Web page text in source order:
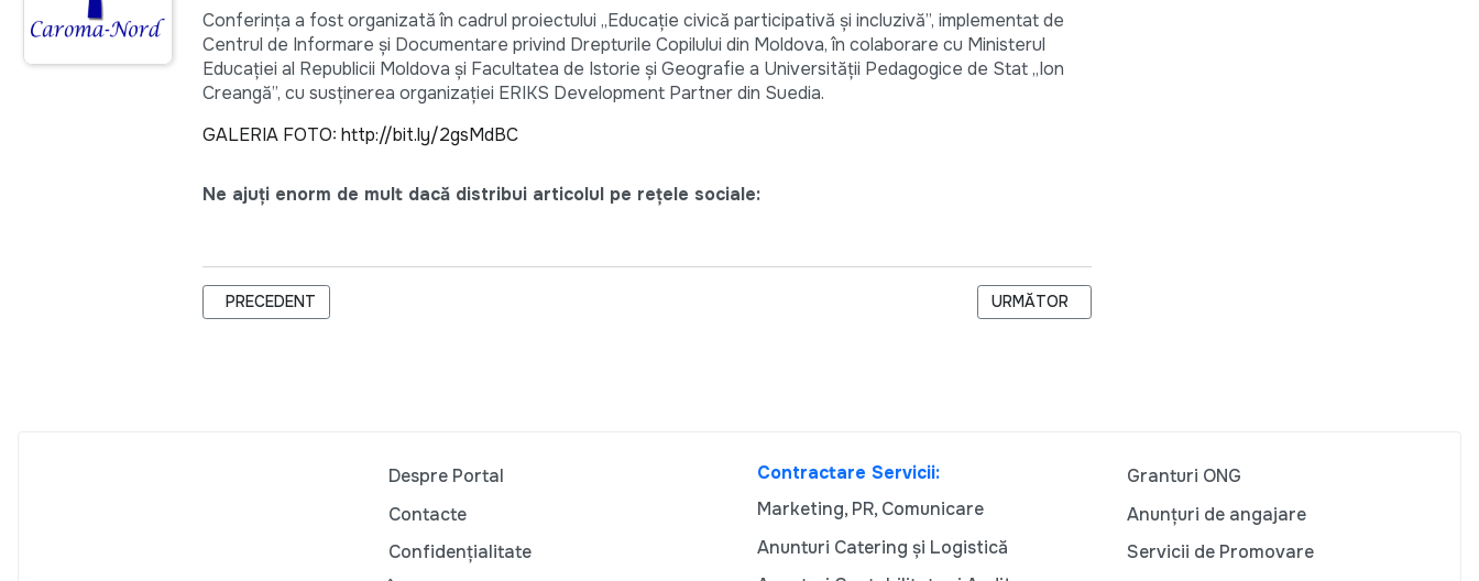
Conferinţa a fost organizată în cadrul proiectului „Educaţie civică participativă şi incluzivă”, implementat de
Centrul de Informare şi Documentare privind Drepturile Copilului din Moldova, în colaborare cu Ministerul
Educaţiei al Republicii Moldova şi Facultatea de Istorie și Geografie a Universității Pedagogice de Stat „Ion
Creangă”, cu susţinerea organizaţiei ERIKS Development Partner din Suedia.
GALERIA FOTO: http://bit.ly/2gsMdBC
Ne ajuți enorm de mult dacă distribui articolul pe rețele sociale:
ARTICOL PRECEDENT: ECONOMIA MOLDOVEI CREȘTE, DAR ESTE UMFLATĂ DE ACCELERAREA CONSUMULUI
PRECEDENT ARTICOLUL URMĂTOR: SOCIETATEA CIVILĂ SOLICITĂ
URMĂTOR
Despre Portal
Contacte
Confidențialitate
Contractare Servicii:
Marketing, PR, Comunicare
Anunturi Catering și Logistică
Granturi ONG
Anunțuri de angajare
Servicii de Promovare